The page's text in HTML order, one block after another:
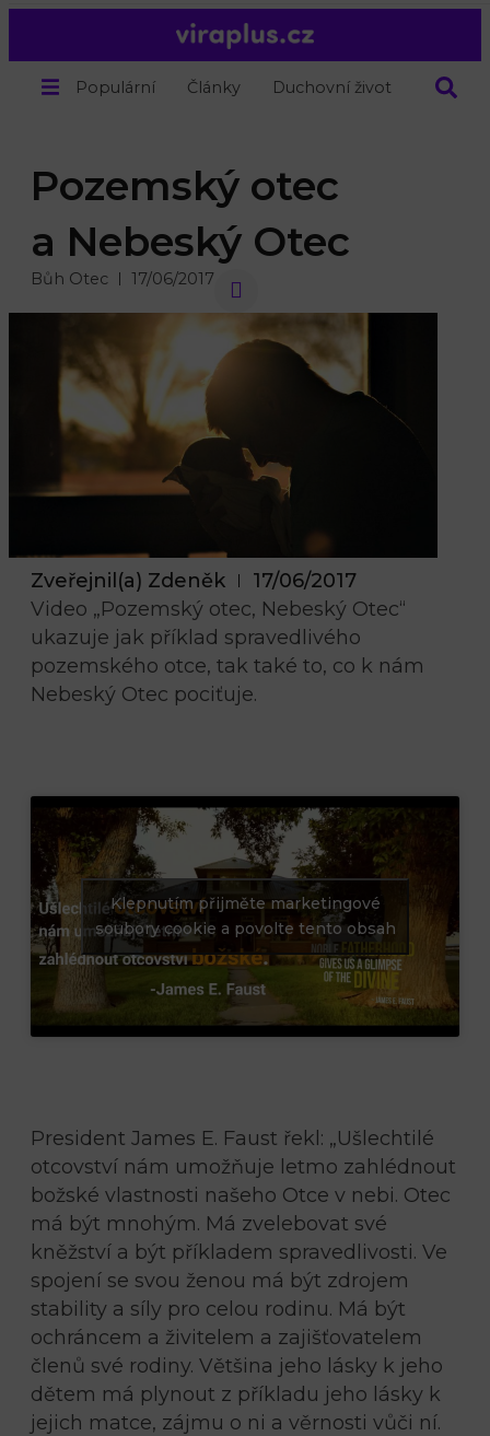
Populární Články Duchovní život O nás
Pozemský otec
a Nebeský Otec
Bůh Otec 17/06/2017
Zveřejnil(a) Zdeněk
17/06/2017
Video „Pozemský otec, Nebeský Otec“
ukazuje jak příklad spravedlivého
pozemského otce, tak také to, co k nám
Nebeský Otec pociťuje.
Klepnutím přijměte marketingové
soubory cookie a povolte tento obsah
President James E. Faust řekl: „Ušlechtilé
otcovství nám umožňuje letmo zahlédnout
božské vlastnosti našeho Otce v nebi. Otec
má být mnohým. Má zvelebovat své
kněžství a být příkladem spravedlivosti. Ve
spojení se svou ženou má být zdrojem
stability a síly pro celou rodinu. Má být
ochráncem a živitelem a zajišťovatelem
členů své rodiny. Většina jeho lásky k jeho
dětem má plynout z příkladu jeho lásky k
jejich matce, zájmu o ni a věrnosti vůči ní.